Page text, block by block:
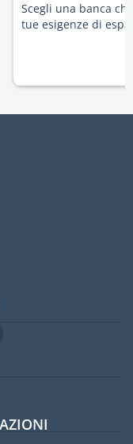
Scegli una banca
tue esigenze di